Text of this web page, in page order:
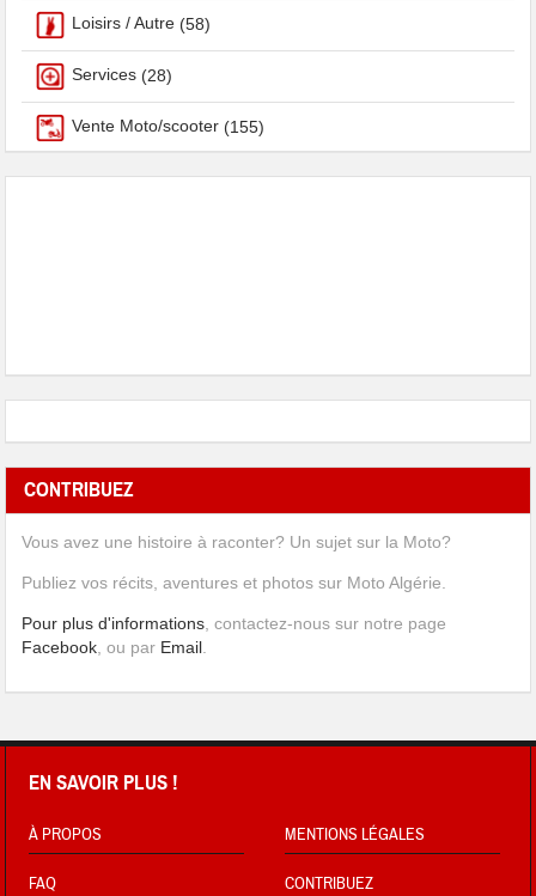
Loisirs / Autre (58)
Services (28)
Vente Moto/scooter (155)
CONTRIBUEZ
Vous avez une histoire à raconter? Un sujet sur la Moto?
Publiez vos récits, aventures et photos sur Moto Algérie.
Pour plus d'informations , contactez-nous sur notre page
Facebook , ou par Email
EN SAVOIR PLUS !
À PROPOS MENTIONS LÉGALES
FAQ CONTRIBUEZ